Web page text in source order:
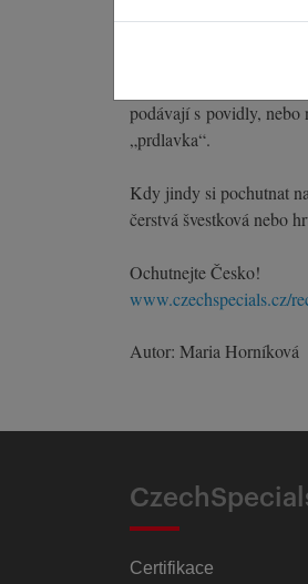
I když příprava vypadá
být dokonale hladké.
podávají s povidly, nebo
„prdlavka“.
Kdy jindy si pochutnat
čerstvá švestková nebo
Ochutnejte Česko!
www.czechspecials.cz/
Autor: Maria Horníková
Certifikace